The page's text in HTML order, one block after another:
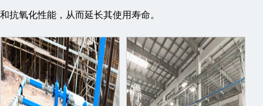
和抗氧化性能，从而延长其使用寿命。